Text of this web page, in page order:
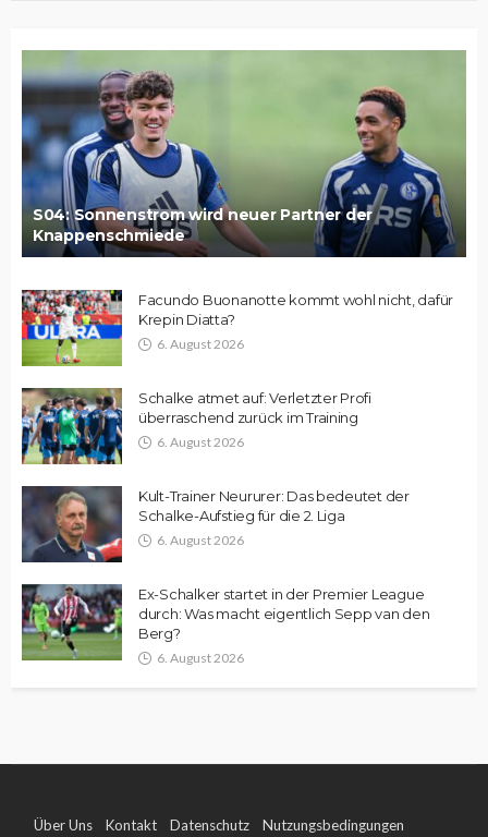
S04: Sonnenstrom wird neuer Partner der
Knappenschmiede
Facundo Buonanotte kommt wohl nicht, dafür
Krepin Diatta?
6. August 2026
Schalke atmet auf: Verletzter Profi
überraschend zurück im Training
6. August 2026
Kult-Trainer Neururer: Das bedeutet der
Schalke-Aufstieg für die 2. Liga
6. August 2026
Ex-Schalker startet in der Premier League
durch: Was macht eigentlich Sepp van den
Berg?
6. August 2026
Über Uns Kontakt Datenschutz Nutzungsbedingungen